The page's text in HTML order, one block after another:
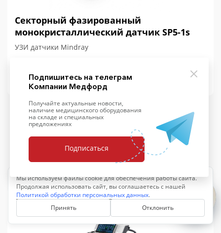
Секторный фазированный
монокристаллический датчик SP5-1s
УЗИ датчики Mindray
Уточнить цену
Похожие аппараты
Мы используем файлы cookie для обеспечения работы сайта.
Продолжая использовать сайт, вы соглашаетесь с нашей
Политикой обработки персональных данных.
Принять
Отклонить
Подпишитесь на телеграм
Компании Медфорд
Получайте актуальные новости,
наличие медицинского оборудования
на складе и специальных
предложениях
Подписаться